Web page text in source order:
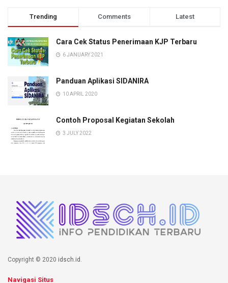
Trending Comments Latest
Cara Cek Status Penerimaan KJP Terbaru
6 JANUARY 2021
Panduan Aplikasi SIDANIRA
10 APRIL 2020
Contoh Proposal Kegiatan Sekolah
3 JULY 2022
Copyright © 2020 idsch.id .
Navigasi Situs